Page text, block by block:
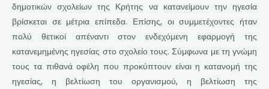
δημοτικών σχολείων της Κρήτης να κατανείμουν την ηγεσία
βρίσκεται σε μέτρια επίπεδα. Επίσης, οι συμμετέχοντες ήταν
πολύ θετικοί απέναντι στον ενδεχόμενη εφαρμογή της
κατανεμημένης ηγεσίας στο σχολείο τους. Σύμφωνα με τη γνώμη
τους τα πιθανά οφέλη που προκύπτουν είναι η κατανομή της
ηγεσίας, η βελτίωση του οργανισμού, η βελτίωση της